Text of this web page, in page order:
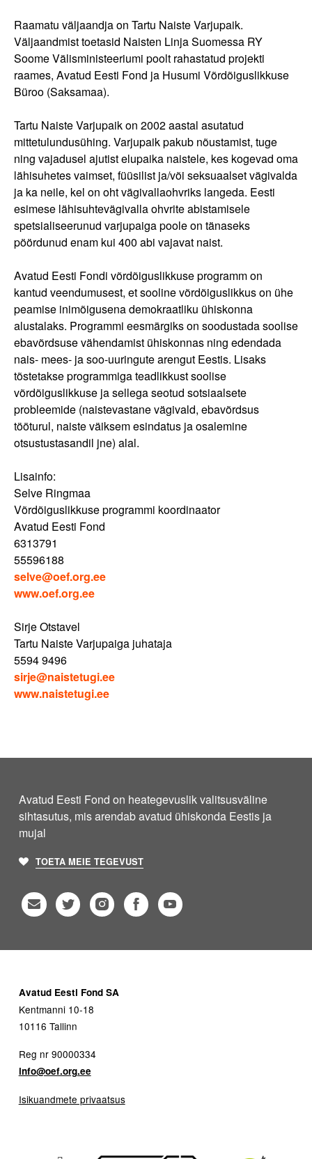
Raamatu väljaandja on Tartu Naiste Varjupaik.
Väljaandmist toetasid Naisten Linja Suomessa RY
Soome Välisministeeriumi poolt rahastatud projekti
raames, Avatud Eesti Fond ja Husumi Võrdõiguslikkuse
Büroo (Saksamaa).
Tartu Naiste Varjupaik on 2002 aastal asutatud
mittetulundusühing. Varjupaik pakub nõustamist, tuge
ning vajadusel ajutist elupaika naistele, kes kogevad oma
lähisuhetes vaimset, füüsilist ja/või seksuaalset vägivalda
ja ka neile, kel on oht vägivallaohvriks langeda. Eesti
esimese lähisuhtevägivalla ohvrite abistamisele
spetsialiseerunud varjupaiga poole on tänaseks
pöördunud enam kui 400 abi vajavat naist.
Avatud Eesti Fondi võrdõiguslikkuse programm on
kantud veendumusest, et sooline võrdõiguslikkus on ühe
peamise inimõigusena demokraatliku ühiskonna
alustalaks. Programmi eesmärgiks on soodustada soolise
ebavõrdsuse vähendamist ühiskonnas ning edendada
nais- mees- ja soo-uuringute arengut Eestis. Lisaks
tõstetakse programmiga teadlikkust soolise
võrdõiguslikkuse ja sellega seotud sotsiaalsete
probleemide (naistevastane vägivald, ebavõrdsus
tööturul, naiste väiksem esindatus ja osalemine
otsustustasandil jne) alal.
Lisainfo:
Selve Ringmaa
Võrdõiguslikkuse programmi koordinaator
Avatud Eesti Fond
6313791
55596188
selve@oef.org.ee
www.oef.org.ee
Sirje Otstavel
Tartu Naiste Varjupaiga juhataja
5594 9496
sirje@naistetugi.ee
www.naistetugi.ee
Avatud Eesti Fond on heategevuslik valitsusväline
sihtasutus, mis arendab avatud ühiskonda Eestis ja
mujal
TOETA MEIE TEGEVUST
Avatud Eesti Fond SA
Kentmanni 10-18
10116 Tallinn
Reg nr 90000334
info@oef.org.ee
Isikuandmete privaatsus